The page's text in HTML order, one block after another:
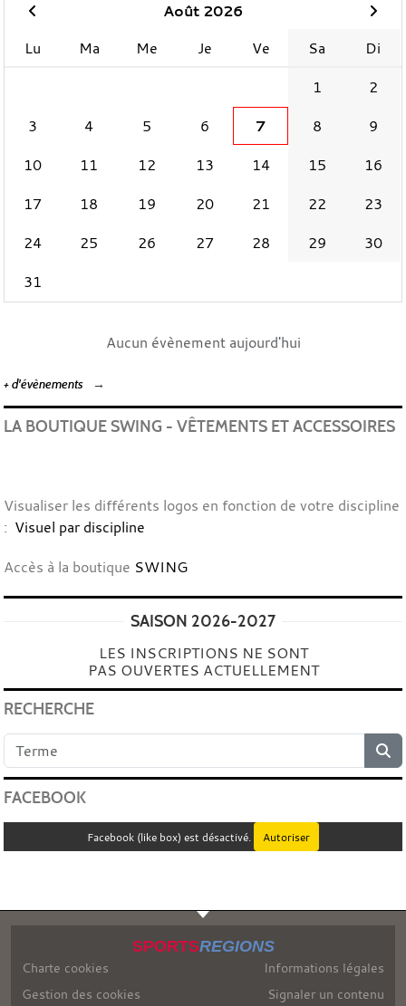
Août 2026
Lu
Ma Me Je Ve Sa
Di
1
2
3
4 5 6 7 8
9
10
11 12 13 14 15
16
17
18 19 20 21 22
23
24
25 26 27 28 29
30
31
Aucun évènement aujourd'hui
+ d'évènements
LA BOUTIQUE SWING - VÊTEMENTS ET ACCESSOIRES
Visualiser les différents logos en fonction de votre discipline
: Visuel par discipline
Accès à la boutique SWING
SAISON 2026-2027
LES INSCRIPTIONS NE SONT
PAS OUVERTES ACTUELLEMENT
RECHERCHE
FACEBOOK
Facebook (like box) est désactivé. Autoriser
SPORTSREGIONS
Charte cookies
Gestion des cookies
Informations légales
Signaler un contenu